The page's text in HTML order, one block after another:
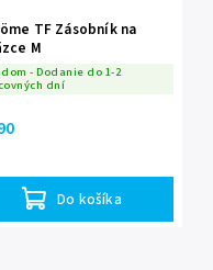
TF Zásobník na
M
- Dodanie do 1-2
dní
Do košíka